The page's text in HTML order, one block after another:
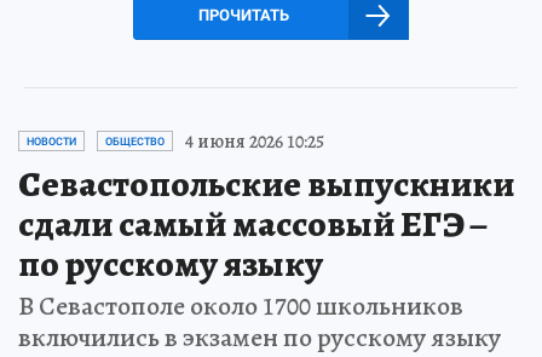
ПРОЧИТАТЬ
НОВОСТИ ОБЩЕСТВО 4 июня 2026 10:25
Севастопольские выпускники
сдали самый массовый ЕГЭ –
по русскому языку
В Севастополе около 1700 школьников
включились в экзамен по русскому языку